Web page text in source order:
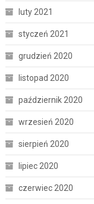
luty 2021
styczeń 2021
grudzień 2020
listopad 2020
październik 2020
wrzesień 2020
sierpień 2020
lipiec 2020
czerwiec 2020